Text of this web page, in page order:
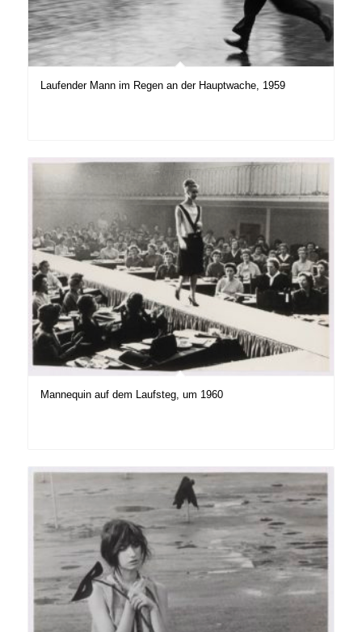
Laufender Mann im Regen an der Hauptwache, 1959
Mannequin auf dem Laufsteg, um 1960